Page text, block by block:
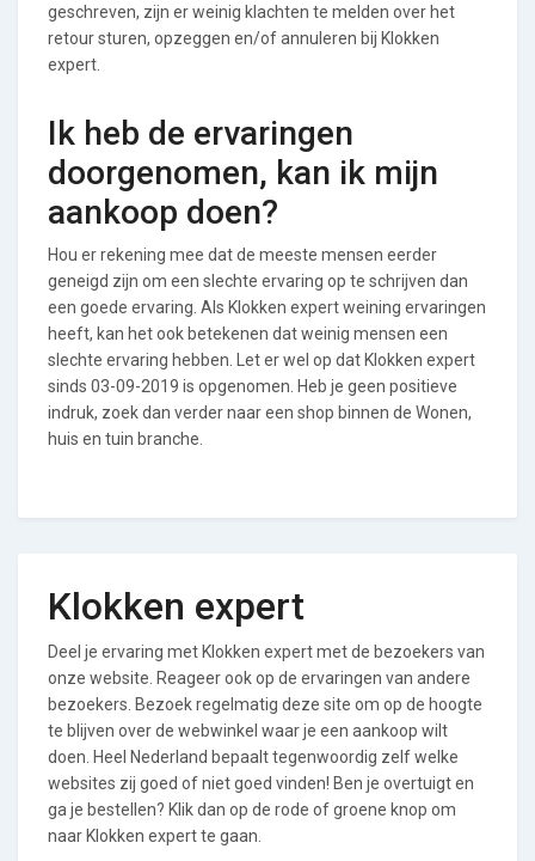
geschreven, zijn er weinig klachten te melden over het
retour sturen, opzeggen en/of annuleren bij Klokken
expert.
Ik heb de ervaringen
doorgenomen, kan ik mijn
aankoop doen?
Hou er rekening mee dat de meeste mensen eerder
geneigd zijn om een slechte ervaring op te schrijven dan
een goede ervaring. Als Klokken expert weining ervaringen
heeft, kan het ook betekenen dat weinig mensen een
slechte ervaring hebben. Let er wel op dat Klokken expert
sinds 03-09-2019 is opgenomen. Heb je geen positieve
indruk, zoek dan verder naar een shop binnen de Wonen,
huis en tuin branche.
Klokken expert
Deel je ervaring met Klokken expert met de bezoekers van
onze website. Reageer ook op de ervaringen van andere
bezoekers. Bezoek regelmatig deze site om op de hoogte
te blijven over de webwinkel waar je een aankoop wilt
doen. Heel Nederland bepaalt tegenwoordig zelf welke
websites zij goed of niet goed vinden! Ben je overtuigt en
ga je bestellen? Klik dan op de rode of groene knop om
naar Klokken expert te gaan.